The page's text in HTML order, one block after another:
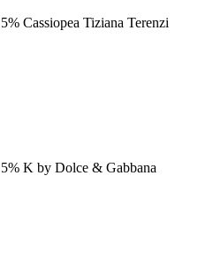
Cassiopea Tiziana Terenzi
K by Dolce & Gabbana